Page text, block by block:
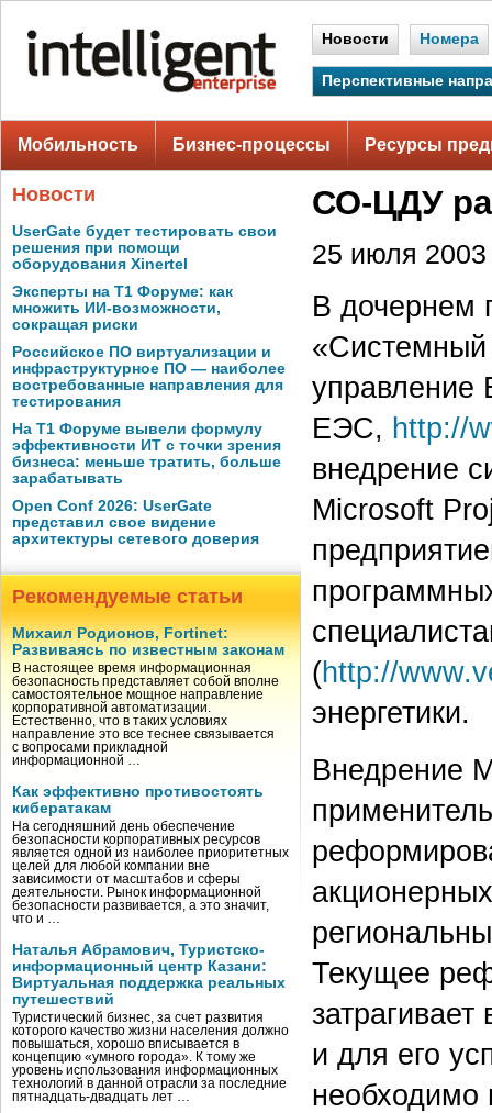
Новости Номера
Перспективные
Мобильность Бизнес-процессы Ресурсы
Новости
UserGate будет тестировать свои
решения при помощи
оборудования Xinertel
Эксперты на Т1 Форуме: как
множить ИИ-возможности,
сокращая риски
Российское ПО виртуализации и
инфраструктурное ПО — наиболее
востребованные направления для
тестирования
На Т1 Форуме вывели формулу
эффективности ИТ с точки зрения
бизнеса: меньше тратить, больше
зарабатывать
Open Conf 2026: UserGate
представил свое видение
архитектуры сетевого доверия
Рекомендуемые статьи
Михаил Родионов, Fortinet:
Развиваясь по известным законам
В настоящее время информационная
безопасность представляет собой вполне
самостоятельное мощное направление
корпоративной автоматизации.
Естественно, что в таких условиях
направление это все теснее связывается
с вопросами прикладной
информационной …
Как эффективно противостоять
кибератакам
На сегодняшний день обеспечение
безопасности корпоративных ресурсов
является одной из наиболее приоритетных
целей для любой компании вне
зависимости от масштабов и сферы
деятельности. Рынок информационной
безопасности развивается, а это значит,
что и …
Наталья Абрамович, Туристско-
информационный центр Казани:
Виртуальная поддержка реальных
путешествий
Туристический бизнес, за счет развития
которого качество жизни населения должно
повышаться, хорошо вписывается в
концепцию «умного города». К тому же
уровень использования информационных
технологий в данной отрасли за последние
пятнадцать-двадцать лет …
СО-ЦДУ
25 июля 2003
В
«Системный
управление
ЕЭС, http://
внедрение
Microsoft
(http://
энергетики.
Внедрение
Текущее
и для его
необходимо